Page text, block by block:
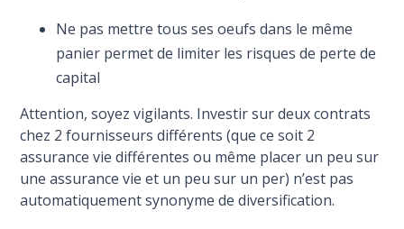
Ne pas mettre tous ses oeufs dans le même
panier permet de limiter les risques de perte de
capital
Attention, soyez vigilants. Investir sur deux contrats
chez 2 fournisseurs différents (que ce soit 2
assurance vie différentes ou même placer un peu sur
une assurance vie et un peu sur un per) n’est pas
automatiquement synonyme de diversification.